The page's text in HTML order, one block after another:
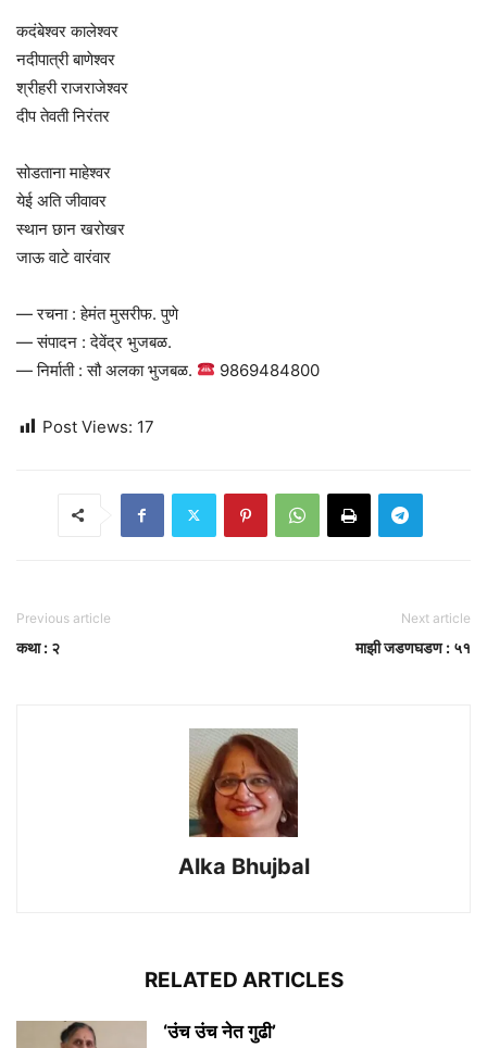
कदंबेश्वर कालेश्वर
नदीपात्री बाणेश्वर
श्रीहरी राजराजेश्वर
दीप तेवती निरंतर
सोडताना माहेश्वर
येई अति जीवावर
स्थान छान खरोखर
जाऊ वाटे वारंवार
— रचना : हेमंत मुसरीफ. पुणे
— संपादन : देवेंद्र भुजबळ.
— निर्माती : सौ अलका भुजबळ.
9869484800
Post Views: 17
Previous article
कथा : २
Next article
माझी जडणघडण : ५१
Alka Bhujbal
RELATED ARTICLES
‘उंच उंच नेत गुढी’